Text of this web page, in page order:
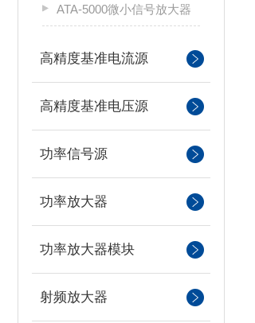
ATA-5000微小信号放大器
高精度基准电流源
高精度基准电压源
功率信号源
功率放大器
功率放大器模块
射频放大器